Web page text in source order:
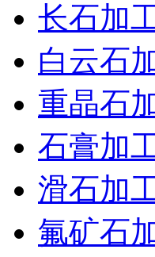
长石加
白云石
重晶石
石膏加
滑石加
氟矿石